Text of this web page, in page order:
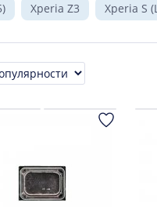
Xperia Z3 Xperia S
Xperia
E Dual (C1605)
Xperia E (C1505)